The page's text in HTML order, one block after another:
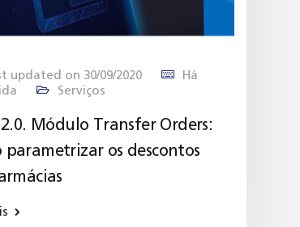
updated on 30/09/2020
Há
Serviços
Módulo Transfer Orders:
parametrizar os descontos